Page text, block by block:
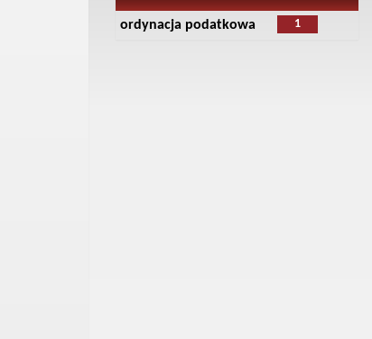
1
ordynacja podatkowa